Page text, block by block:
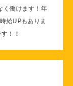
く働けます！年
給UPもありま
！！